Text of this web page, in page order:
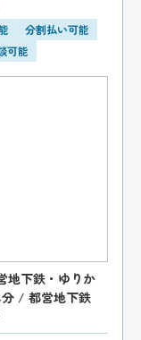
分割払い可能
可能
地下鉄・ゆりか
/ 都営地下鉄